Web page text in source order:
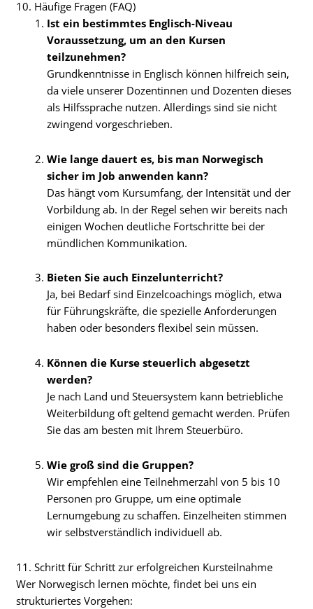
10. Häufige Fragen (FAQ)
Ist ein bestimmtes Englisch-Niveau
Voraussetzung, um an den Kursen
teilzunehmen?
Grundkenntnisse in Englisch können hilfreich sein,
da viele unserer Dozentinnen und Dozenten dieses
als Hilfssprache nutzen. Allerdings sind sie nicht
zwingend vorgeschrieben.
Wie lange dauert es, bis man Norwegisch
sicher im Job anwenden kann?
Das hängt vom Kursumfang, der Intensität und der
Vorbildung ab. In der Regel sehen wir bereits nach
einigen Wochen deutliche Fortschritte bei der
mündlichen Kommunikation.
Bieten Sie auch Einzelunterricht?
Ja, bei Bedarf sind Einzelcoachings möglich, etwa
für Führungskräfte, die spezielle Anforderungen
haben oder besonders flexibel sein müssen.
Können die Kurse steuerlich abgesetzt
werden?
Je nach Land und Steuersystem kann betriebliche
Weiterbildung oft geltend gemacht werden. Prüfen
Sie das am besten mit Ihrem Steuerbüro.
Wie groß sind die Gruppen?
Wir empfehlen eine Teilnehmerzahl von 5 bis 10
Personen pro Gruppe, um eine optimale
Lernumgebung zu schaffen. Einzelheiten stimmen
wir selbstverständlich individuell ab.
11. Schritt für Schritt zur erfolgreichen Kursteilnahme
Wer Norwegisch lernen möchte, findet bei uns ein
strukturiertes Vorgehen: